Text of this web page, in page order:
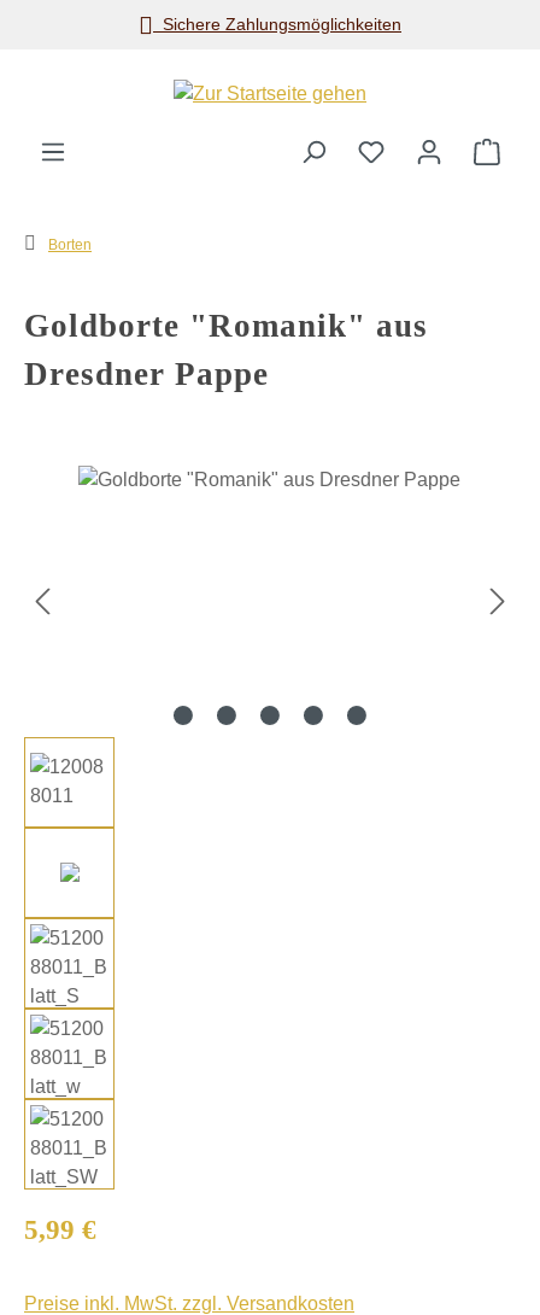
Zum Hauptinhalt springenSichere Zahlungsmöglichkeiten
Borten
Goldborte "Romanik" aus
Dresdner Pappe
Bildergalerie überspringen
Regulärer Preis:
5,99 €
Preise inkl. MwSt. zzgl. Versandkosten